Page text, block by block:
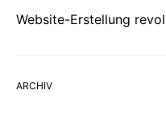
Website-Erstellung
ARCHIV